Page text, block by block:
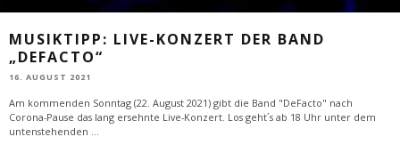
MUSIKTIPP: LIVE-KONZERT DER BAND
„DEFACTO“
16. AUGUST 2021
Am kommenden Sonntag (22. August 2021) gibt die Band "DeFacto" nach
Corona-Pause das lang ersehnte Live-Konzert. Los geht´s ab 18 Uhr unter dem
untenstehenden ...